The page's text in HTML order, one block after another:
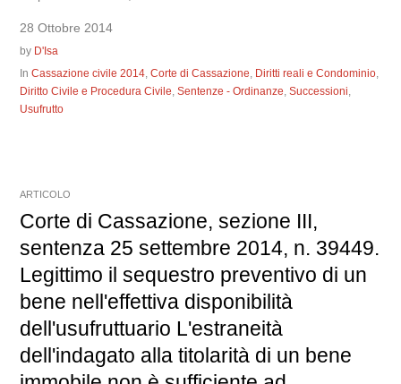
28 Ottobre 2014
by D'Isa
InCassazione civile 2014,Corte di Cassazione, Diritti reali e Condominio,
Diritto Civile e Procedura Civile,Sentenze - Ordinanze,Successioni,
Usufrutto
ARTICOLO
Corte di Cassazione, sezione III,
sentenza 25 settembre 2014, n. 39449.
Legittimo il sequestro preventivo di un
bene nell'effettiva disponibilità
dell'usufruttuario L'estraneità
dell'indagato alla titolarità di un bene